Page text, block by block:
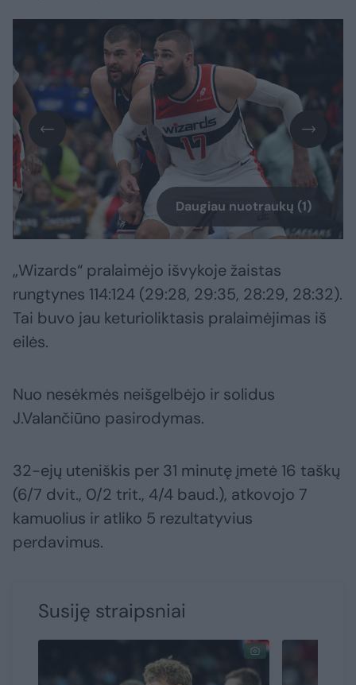
Daugiau nuotraukų (1)
„Wizards“ pralaimėjo išvykoje žaistas
rungtynes 114:124 (29:28, 29:35, 28:29, 28:32).
Tai buvo jau keturioliktasis pralaimėjimas iš
eilės.
Nuo nesėkmės neišgelbėjo ir solidus
J.Valančiūno pasirodymas.
32-ejų uteniškis per 31 minutę įmetė 16 taškų
(6/7 dvit., 0/2 trit., 4/4 baud.), atkovojo 7
kamuolius ir atliko 5 rezultatyvius
perdavimus.
Susiję straipsniai